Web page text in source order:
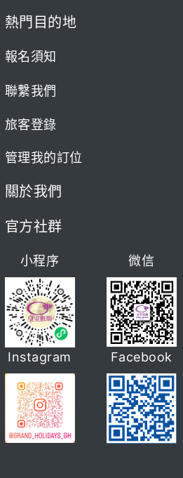
熱門目的地
報名須知
聯繫我們
旅客登錄
管理我的訂位
關於我們
官方社群
小程序 微信
Instagram Facebook